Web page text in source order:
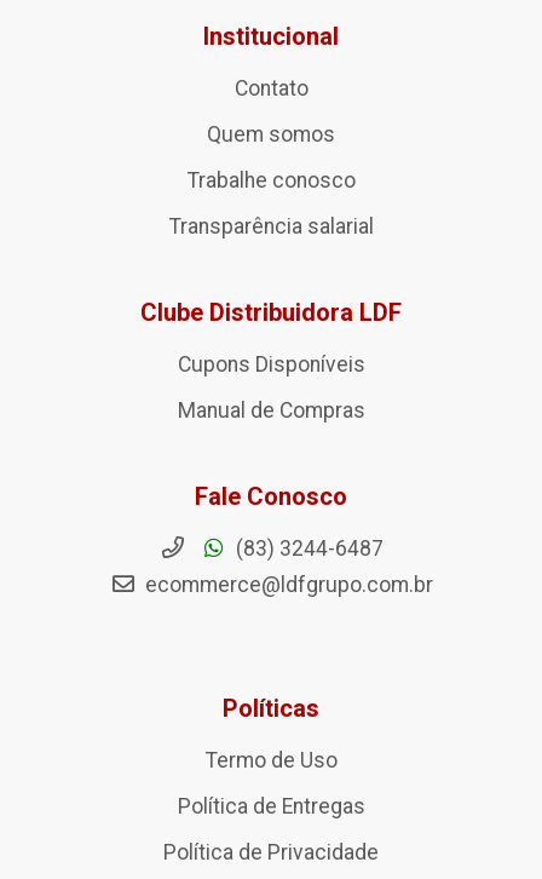
Institucional
Contato
Quem somos
Trabalhe conosco
Transparência salarial
Clube Distribuidora LDF
Cupons Disponíveis
Manual de Compras
Fale Conosco
(83) 3244-6487
ecommerce@ldfgrupo.com.br
Políticas
Termo de Uso
Política de Entregas
Política de Privacidade